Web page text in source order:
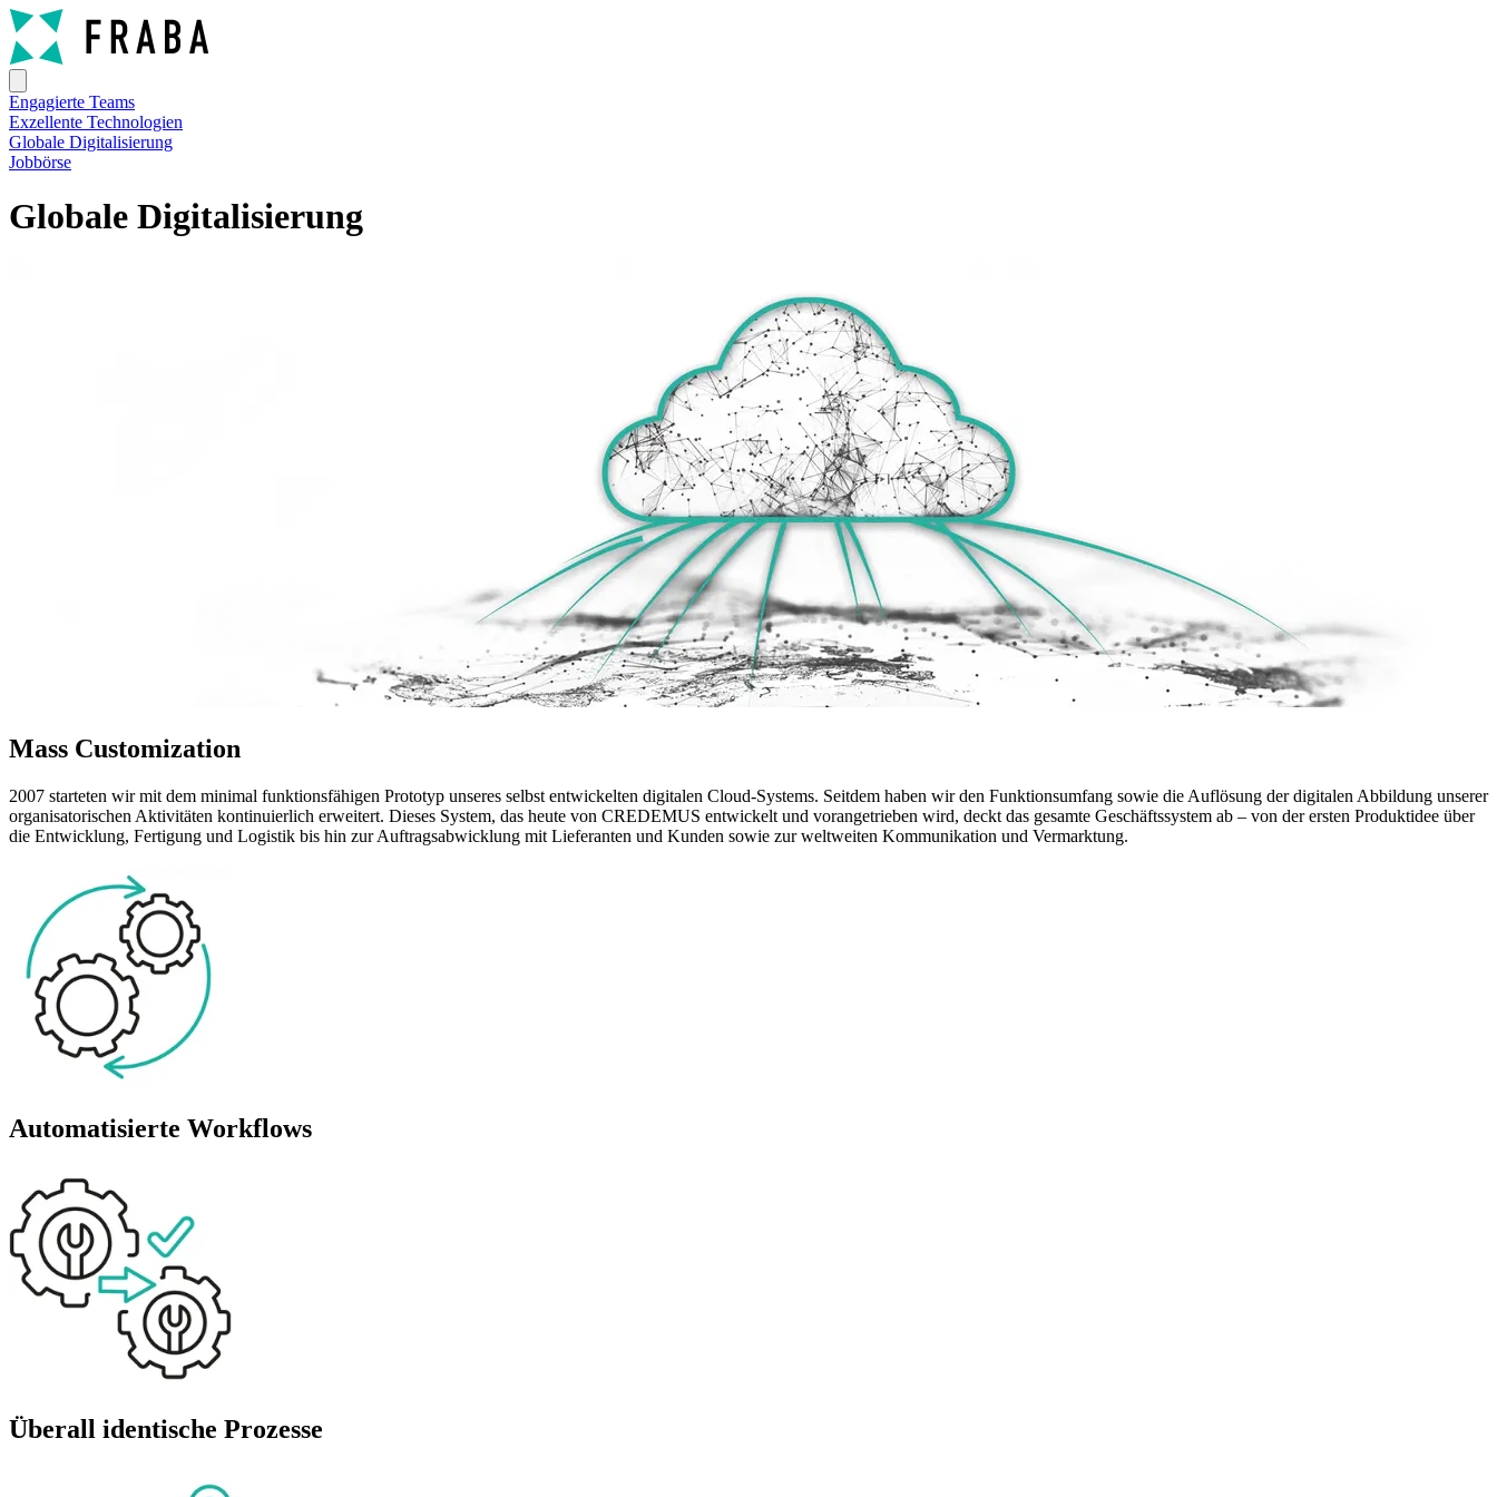
Engagierte Teams
Exzellente Technologien
Globale Digitalisierung
Jobbörse
Globale Digitalisierung
Mass Customization
2007 starteten wir mit dem minimal funktionsfähigen Prototyp unseres selbst entwickelten digitalen Cloud-Systems. Seitdem haben wir den Funktionsumfang sowie die Auflösung der digitalen Abbildung unserer
organisatorischen Aktivitäten kontinuierlich erweitert. Dieses System, das heute von CREDEMUS entwickelt und vorangetrieben wird, deckt das gesamte Geschäftssystem ab – von der ersten Produktidee über
die Entwicklung, Fertigung und Logistik bis hin zur Auftragsabwicklung mit Lieferanten und Kunden sowie zur weltweiten Kommunikation und Vermarktung.
Automatisierte Workflows
Überall identische Prozesse